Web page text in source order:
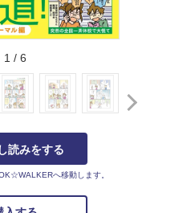
1 / 6
読みをする
へ移動します。